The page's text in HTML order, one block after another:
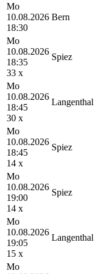
Mo
10.08.2026
18:30
Bern
Mo
10.08.2026
18:35
33 x
Spiez
Mo
10.08.2026
18:45
30 x
Langenthal
Mo
10.08.2026
18:45
14 x
Spiez
Mo
10.08.2026
19:00
14 x
Spiez
Mo
10.08.2026
19:05
15 x
Langenthal
Mo